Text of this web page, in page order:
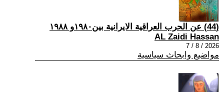
(44) عن الحرب العراقية الايرانية بين١٩٨٠و ١٩٨٨
AL Zaidi Hassan
2026 / 8 / 7
مواضيع وابحاث سياسية